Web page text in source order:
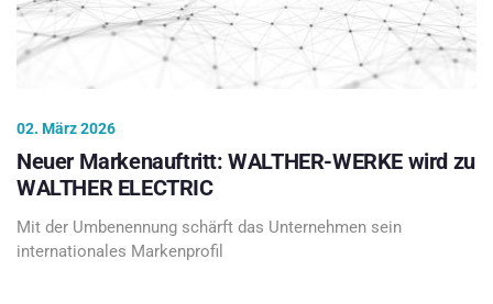
02. März 2026
Neuer Markenauftritt: WALTHER-WERKE wird zu
WALTHER ELECTRIC
Mit der Umbenennung schärft das Unternehmen sein
internationales Markenprofil